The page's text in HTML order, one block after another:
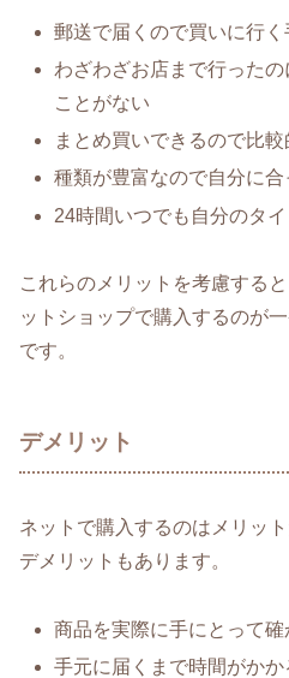
郵送で届くので買いに行
わざわざお店まで行った
ことがない
まとめ買いできるので比
種類が豊富なので自分に
24時間いつでも自分のタ
これらのメリットを考慮する
ットショップで購入するのが
です。
デメリット
ネットで購入するのはメリッ
デメリットもあります。
商品を実際に手にとって
手元に届くまで時間がかか